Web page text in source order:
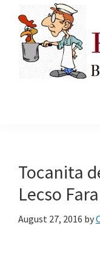
main
content
primary
sidebar
Tocanita
Lecso
August 27, 2016 by